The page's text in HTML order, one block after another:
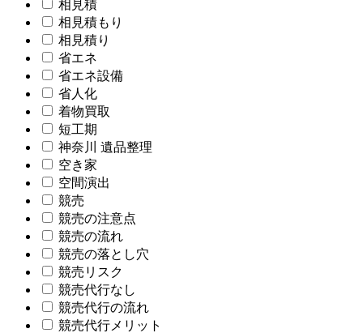
相見積
相見積もり
相見積り
省エネ
省エネ設備
省人化
着物買取
短工期
神奈川 遺品整理
空き家
空間演出
競売
競売の注意点
競売の流れ
競売の落とし穴
競売リスク
競売代行なし
競売代行の流れ
競売代行メリット